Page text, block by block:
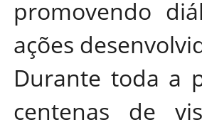
promovendo
ações
Durante toda a
centenas de